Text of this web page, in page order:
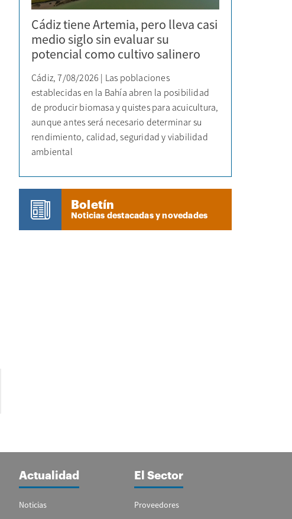
Cádiz tiene Artemia, pero lleva casi
medio siglo sin evaluar su
potencial como cultivo salinero
Cádiz, 7/08/2026 | Las poblaciones
establecidas en la Bahía abren la posibilidad
de producir biomasa y quistes para acuicultura,
aunque antes será necesario determinar su
rendimiento, calidad, seguridad y viabilidad
ambiental
Boletín
Noticias destacadas y novedades
Actualidad
Noticias
El Sector
Proveedores